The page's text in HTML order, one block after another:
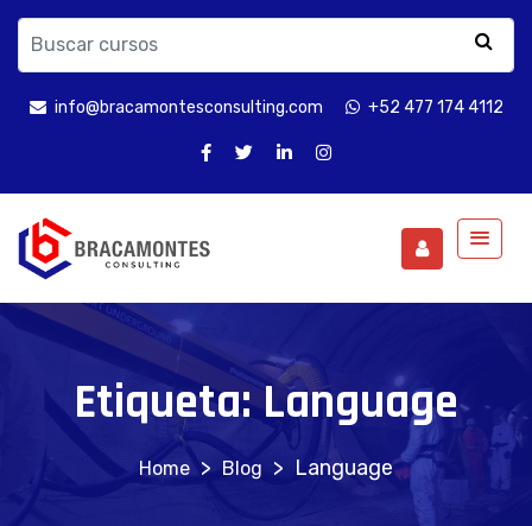
info@bracamontesconsulting.com +52 477 174 4112
Etiqueta:Language
> Blog > Language